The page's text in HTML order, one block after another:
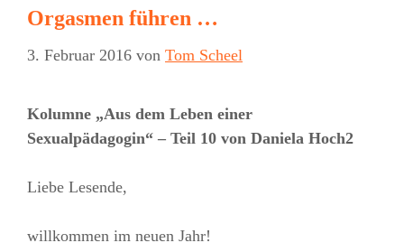
Orgasmen führen …
3. Februar 2016 von Tom Scheel
Kolumne „Aus dem Leben einer
Sexualpädagogin“ – Teil 10 von Daniela Hoch2
Liebe Lesende,
willkommen im neuen Jahr!